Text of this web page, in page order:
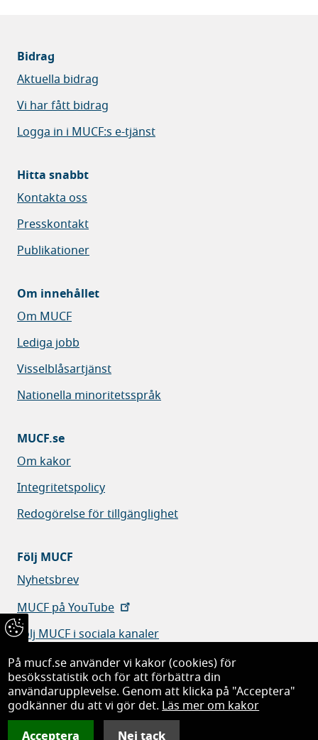
Bidrag
Aktuella bidrag
Vi har fått bidrag
Logga in i MUCF:s e-tjänst
Hitta snabbt
Kontakta oss
Presskontakt
Publikationer
Om innehållet
Om MUCF
Lediga jobb
Visselblåsartjänst
Nationella minoritetsspråk
MUCF.se
Om kakor
Integritetspolicy
Redogörelse för tillgänglighet
Följ MUCF
Nyhetsbrev
MUCF på YouTube
Följ MUCF i sociala kanaler
Myndigheten för ungdoms- och civilsamhällesfrågor
På mucf.se använder vi kakor (cookies) för
besöksstatistik och för att förbättra din
användarupplevelse. Genom att klicka på "Acceptera"
godkänner du att vi gör det.Läs mer om kakor
Acceptera Nej tack